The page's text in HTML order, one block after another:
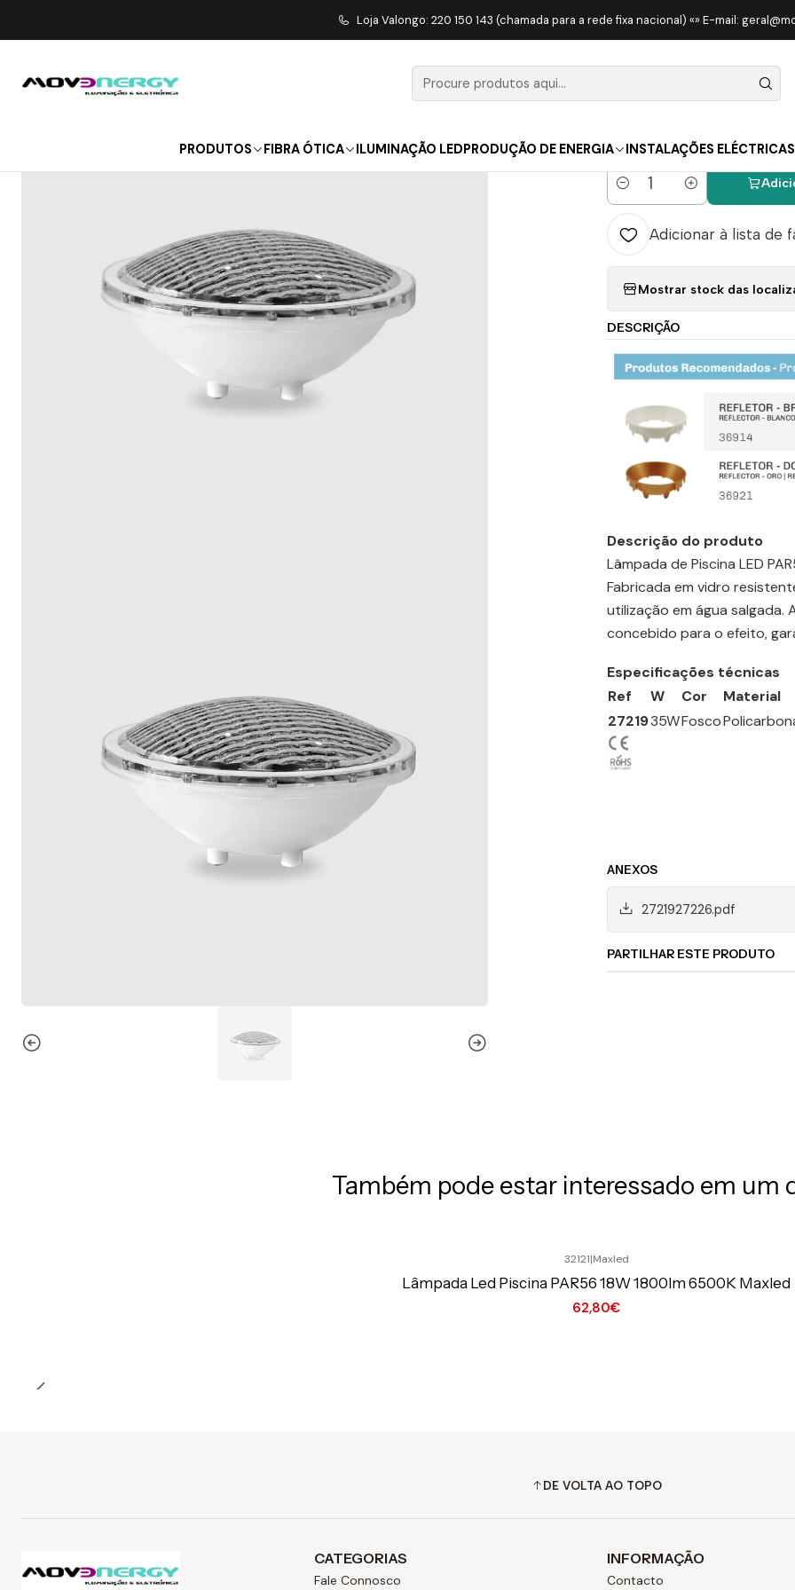
PRODUTOS FIBRA ÓTICA ILUMINAÇÃO LEDPRODUÇÃO DE ENERGIA INSTALAÇÕES ELÉCTRICAS
Loja Valongo: 220 150 143 (chamada para a rede fixa nacional) «» E-mail:
LANTERNAS | WORK LIGHT Piscina Lâmpada Led Piscina PAR56 24W
Lâmpada
1800lm
Quantidade
Adicionar à lista de
Mostrar stock das
DESCRIÇÃO
Descrição do produto
Lâmpada de Piscina LED
Fabricada em vidro
utilização em água salgada.
concebido para o efeito,
Especificações técnicas
Ref
W Cor Material
2721935WFosco
ANEXOS
2721927226.pdf
PARTILHAR ESTE PRODUTO
Também pode estar interessado em um
32121|Maxled
Lâmpada Led Piscina PAR56 18W 1800lm 6500K Maxled
62,80€
DE VOLTA AO TOPO
CATEGORIAS
Fale Connosco
INFORMAÇÃO
Contacto